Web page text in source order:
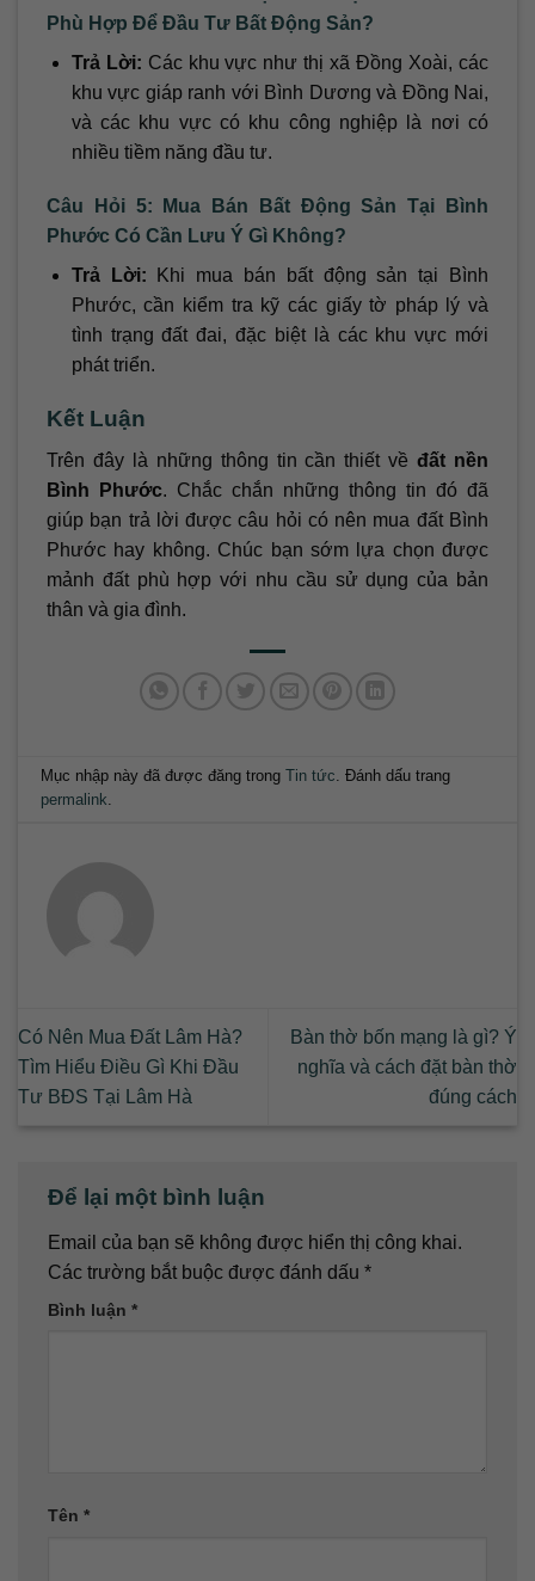
Phù Hợp Để Đầu Tư Bất Động Sản?
Trả Lời: Các khu vực như thị xã Đồng Xoài, các
khu vực giáp ranh với Bình Dương và Đồng Nai,
và các khu vực có khu công nghiệp là nơi có
nhiều tiềm năng đầu tư.
Câu Hỏi 5: Mua Bán Bất Động Sản Tại Bình
Phước Có Cần Lưu Ý Gì Không?
Trả Lời: Khi mua bán bất động sản tại Bình
Phước, cần kiểm tra kỹ các giấy tờ pháp lý và
tình trạng đất đai, đặc biệt là các khu vực mới
phát triển.
Kết Luận
Trên đây là những thông tin cần thiết vềđất nền
Bình Phước. Chắc chắn những thông tin đó đã
giúp bạn trả lời được câu hỏi có nên mua đất Bình
Phước hay không. Chúc bạn sớm lựa chọn được
mảnh đất phù hợp với nhu cầu sử dụng của bản
thân và gia đình.
Mục nhập này đã được đăng trongTin tức. Đánh dấu trang
permalink.
Có Nên Mua Đất Lâm Hà?
Tìm Hiểu Điều Gì Khi Đầu
Tư BĐS Tại Lâm Hà
Bàn thờ bốn mạng là gì? Ý
nghĩa và cách đặt bàn thờ
đúng cách
Để lại một bình luận
Email của bạn sẽ không được hiển thị công khai.
Các trường bắt buộc được đánh dấu *
Bình luận *
Tên *